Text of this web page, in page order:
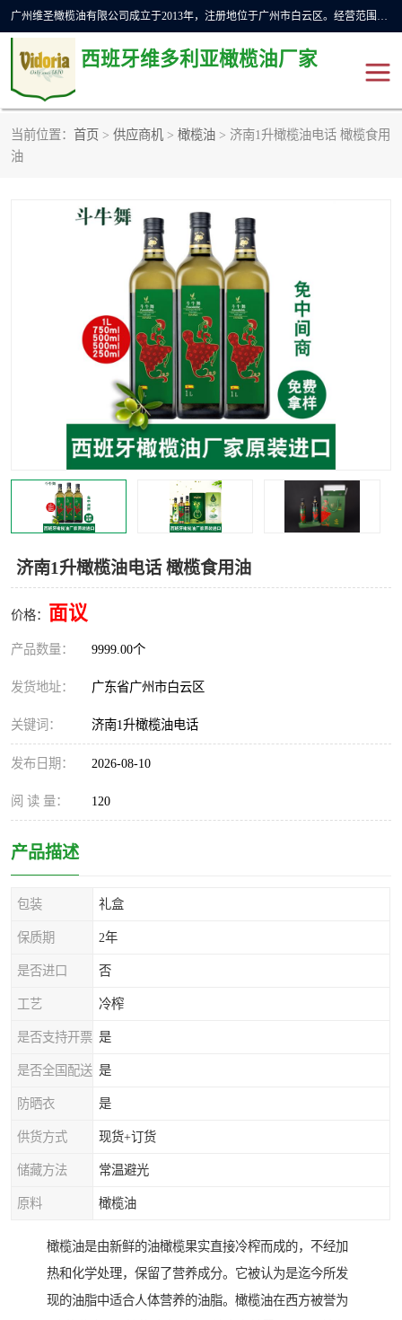
广州维圣橄榄油有限公司成立于2013年，注册地位于广州市白云区。经营范围包括饲料原料销售;畜牧渔业饲料销售;化妆品批发;贸易经纪;食品进出口等，主要产品有：橄榄果渣油，橄榄油，纯橄榄油等。
西班牙维多利亚橄榄油厂家
当前位置： 首页 > 供应商机 > 橄榄油 > 济南1升橄榄油电话 橄榄食用
油
济南1升橄榄油电话 橄榄食用油
价格： 面议
产品数量： 9999.00个
发货地址： 广东省广州市白云区
关键词： 济南1升橄榄油电话
发布日期： 2026-08-10
阅 读 量： 120
产品描述
包装 礼盒
保质期 2年
是否进口 否
工艺 冷榨
是否支持开票 是
是否全国配送 是
防晒衣 是
供货方式 现货+订货
储藏方法 常温避光
原料 橄榄油
橄榄油是由新鲜的油橄榄果实直接冷榨而成的，不经加
热和化学处理，保留了营养成分。它被认为是迄今所发
现的油脂中适合人体营养的油脂。橄榄油在西方被誉为
精炼橄榄油